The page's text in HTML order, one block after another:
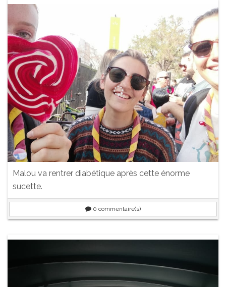
Malou va rentrer diabétique après cette énorme
sucette.
0 commentaire(s)